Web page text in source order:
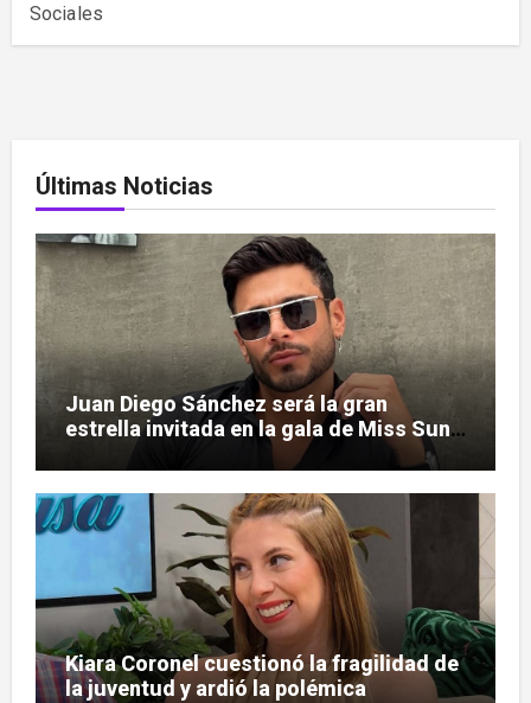
Sociales
Últimas Noticias
Juan Diego Sánchez será la gran
estrella invitada en la gala de Miss Sun
Kiara Coronel cuestionó la fragilidad de
la juventud y ardió la polémica